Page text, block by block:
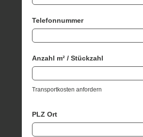
Telefonnummer
Anzahl m² / Stückzahl
Transportkosten anfordern
PLZ Ort